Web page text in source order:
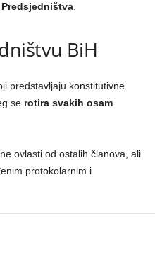
.
BiH
predstavljaju konstitutivne
se rotira svakih osam
ovlasti od ostalih članova, ali
protokolarnim i